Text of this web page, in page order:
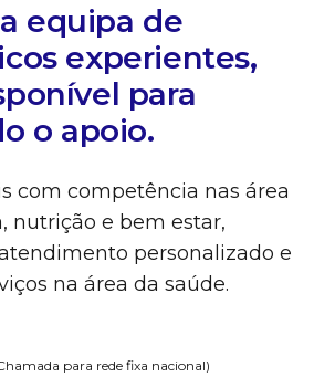
equipa de
experientes,
para
o apoio.
com competência nas área
nutrição e bem estar,
personalizado e
na área da saúde.
para rede fixa nacional)